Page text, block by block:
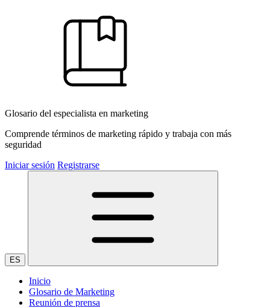
Glosario del especialista en marketing
Comprende términos de marketing rápido y trabaja con más
seguridad
Iniciar sesión Registrarse
ES
Inicio
Glosario de Marketing
Reunión de prensa